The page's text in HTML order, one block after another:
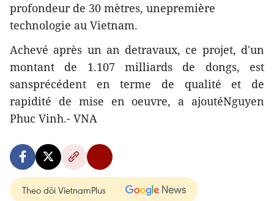
profondeur de 30 mètres, unepremière
technologie au Vietnam.
Achevé après un an detravaux, ce projet, d'un
montant de 1.107 milliards de dongs, est
sansprécédent en terme de qualité et de
rapidité de mise en oeuvre, a ajoutéNguyen
Phuc Vinh.- VNA
Theo dõi VietnamPlus